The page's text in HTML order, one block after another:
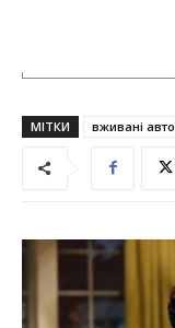
МІТКИ вживані авто